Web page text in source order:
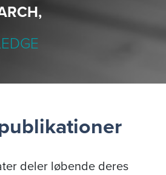
deler løbende deres